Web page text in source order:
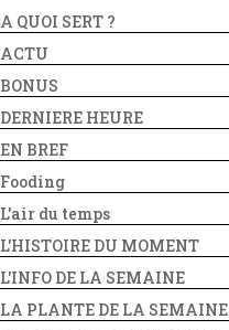
A QUOI SERT ?
ACTU
BONUS
DERNIERE HEURE
EN BREF
Fooding
L'air du temps
L'HISTOIRE DU MOMENT
L'INFO DE LA SEMAINE
LA PLANTE DE LA SEMAINE